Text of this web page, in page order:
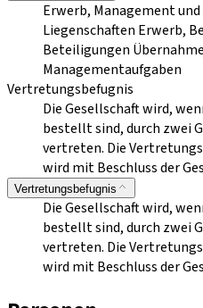
Erwerb, Management
Liegenschaften Erwerb,
Beteiligungen
Managementaufgaben
Vertretungsbefugnis
Die Gesellschaft wird,
bestellt sind, durch zwei
vertreten. Die
wird mit Beschluss der
Vertretungsbefugnis
Die Gesellschaft wird,
bestellt sind, durch zwei
vertreten. Die
wird mit Beschluss der